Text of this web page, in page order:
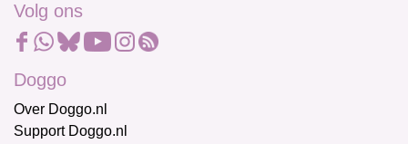
Volg ons
Doggo
Over Doggo.nl
Support Doggo.nl